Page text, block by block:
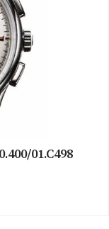
01.C498